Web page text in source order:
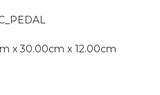
x 30.00cm x 12.00cm